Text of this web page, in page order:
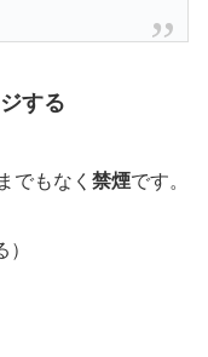
する
でもなく 禁煙です。